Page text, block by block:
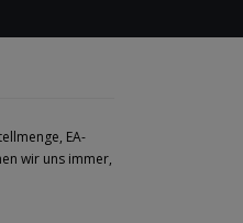
EA-
wir uns immer,